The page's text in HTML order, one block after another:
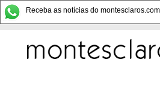
Receba as notícias do